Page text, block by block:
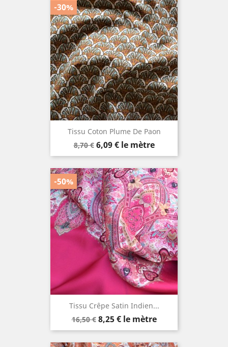
Tissu Coton Plume De Paon
Prix
de
8,70 € Prix
6,09 € le mètre
-30%
Tissu Crêpe Satin Indien...
Prix
de
16,50 € Prix
8,25 € le mètre
-50%